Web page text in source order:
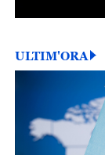
ULTIM'ORA